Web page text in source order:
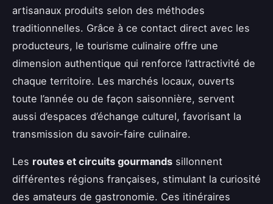
artisanaux produits selon des méthodes
traditionnelles. Grâce à ce contact direct avec les
producteurs, le tourisme culinaire offre une
dimension authentique qui renforce l’attractivité de
chaque territoire. Les marchés locaux, ouverts
toute l’année ou de façon saisonnière, servent
aussi d’espaces d’échange culturel, favorisant la
transmission du savoir-faire culinaire.
Les routes et circuits gourmands sillonnent
différentes régions françaises, stimulant la curiosité
des amateurs de gastronomie. Ces itinéraires